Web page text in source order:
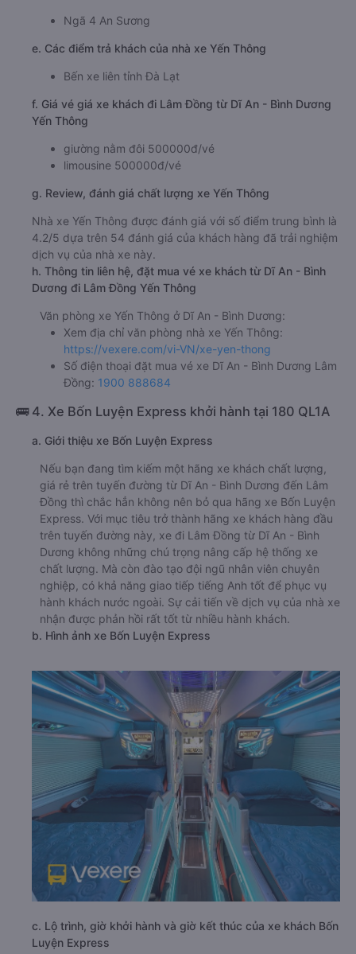
Ngã 4 An Sương
e. Các điểm trả khách của nhà xe Yến Thông
Bến xe liên tỉnh Đà Lạt
f. Giá vé giá xe khách đi Lâm Đồng từ Dĩ An - Bình Dương
Yến Thông
giường nằm đôi 500000đ/vé
limousine 500000đ/vé
g. Review, đánh giá chất lượng xe Yến Thông
Nhà xe Yến Thông được đánh giá với số điểm trung bình là
4.2/5 dựa trên 54 đánh giá của khách hàng đã trải nghiệm
dịch vụ của nhà xe này.
h. Thông tin liên hệ, đặt mua vé xe khách từ Dĩ An - Bình
Dương đi Lâm Đồng Yến Thông
Văn phòng xe Yến Thông ở Dĩ An - Bình Dương:
Xem địa chỉ văn phòng nhà xe Yến Thông:
https://vexere.com/vi-VN/xe-yen-thong
Số điện thoại đặt mua vé xe Dĩ An - Bình Dương Lâm
Đồng: 1900 888684
🚌 4. Xe Bốn Luyện Express khởi hành tại 180 QL1A
a. Giới thiệu xe Bốn Luyện Express
Nếu bạn đang tìm kiếm một hãng xe khách chất lượng,
giá rẻ trên tuyến đường từ Dĩ An - Bình Dương đến Lâm
Đồng thì chắc hẳn không nên bỏ qua hãng xe Bốn Luyện
Express. Với mục tiêu trở thành hãng xe khách hàng đầu
trên tuyến đường này, xe đi Lâm Đồng từ Dĩ An - Bình
Dương không những chú trọng nâng cấp hệ thống xe
chất lượng. Mà còn đào tạo đội ngũ nhân viên chuyên
nghiệp, có khả năng giao tiếp tiếng Anh tốt để phục vụ
hành khách nước ngoài. Sự cải tiến về dịch vụ của nhà xe
nhận được phản hồi rất tốt từ nhiều hành khách.
b. Hình ảnh xe Bốn Luyện Express
c. Lộ trình, giờ khởi hành và giờ kết thúc của xe khách Bốn
Luyện Express